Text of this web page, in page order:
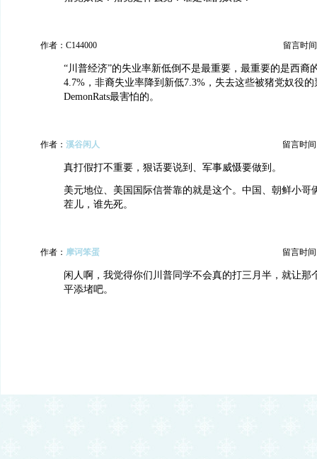
作者：C144000 留言时
“川普经济”的失业率新低倒不是最重要，最重要的是西裔
4.7%，非裔失业率降到新低7.3%，失去这些被猪党奴役
DemonRats最害怕的。
作者： 溪谷闲人 留言时间
真打假打不重要，狠话要说到、军事威慑要做到。
美元地位、美国国际信誉靠的就是这个。中国、朝鲜小哥
茬儿，谁先死。
作者： 摩诃笨蛋 留言时间
闲人啊，我觉得你们川普同学不会真的打三月半，就让那
平添堵吧。